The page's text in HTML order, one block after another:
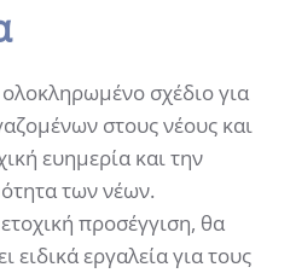
σχέδιο για
στους νέους και
ευημερία και την
των νέων.
προσέγγιση, θα
ειδικά εργαλεία για τους